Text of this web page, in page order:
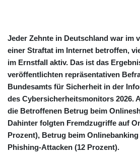
Jeder Zehnte in Deutschland war im
einer Straftat im Internet betroffen,
im Ernstfall aktiv. Das ist das
veröffentlichten repräsentativen
Bundesamts für Sicherheit in der
des Cybersicherheitsmonitors 2026.
die Betroffenen Betrug beim
Dahinter folgten Fremdzugriffe auf
Prozent), Betrug beim
Phishing-Attacken (12 Prozent).